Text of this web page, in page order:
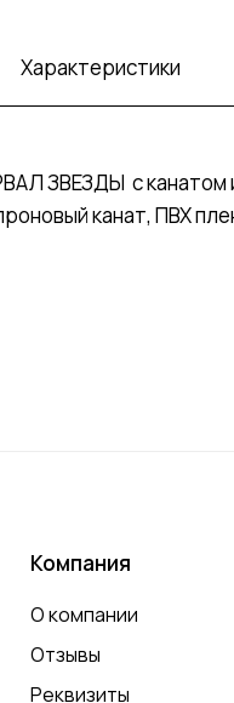
Характеристики
ЗВЕЗДЫ с канатом
канат, ПВХ
Компания
О компании
Отзывы
Реквизиты